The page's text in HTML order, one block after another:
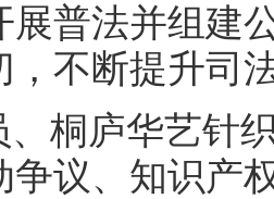
展普法并组建
，不断提升司
桐庐华艺针
争议、知识产